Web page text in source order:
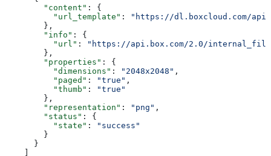
        "content"
: {
          "url_template"
:
"https://dl.boxcloud.com/api/
        },
        "info"
: {
          "url"
:
"https://api.box.com/2.0/internal_files/
        },
        "properties"
: {
          "dimensions"
: "2048x2048" ,
          "paged"
: "true" ,
          "thumb"
:
"true"
        },
        "representation"
: "png" ,
        "status"
: {
          "state"
:
"success"
        }
      }